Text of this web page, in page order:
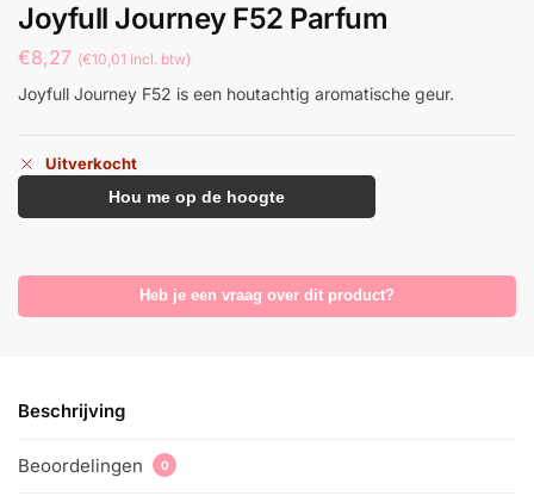
Joyfull Journey F52 Parfum
€8,27 (€10,01 incl. btw)
Joyfull Journey F52 is een houtachtig aromatische geur.
Uitverkocht
Hou me op de hoogte
Heb je een vraag over dit product?
Beschrijving
Beoordelingen 0